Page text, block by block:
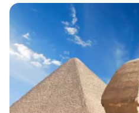
Continuar
Continuar